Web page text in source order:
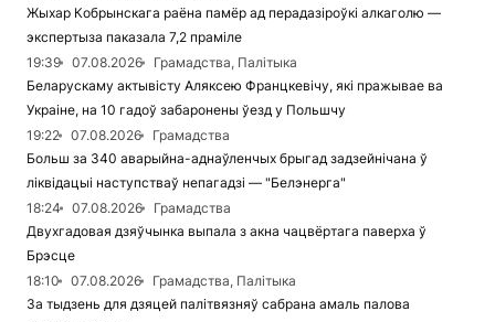
Жыхар Кобрынскага раёна памёр ад перадазіроўкі алкаголю —
экспертыза паказала 7,2 праміле
19:39
07.08.2026
Грамадства, Палітыка
Беларускаму актывісту Аляксею Францкевічу, які пражывае ва
Украіне, на 10 гадоў забаронены ўезд у Польшчу
19:22
07.08.2026
Грамадства
Больш за 340 аварыйна-аднаўленчых брыгад задзейнічана ў
ліквідацыі наступстваў непагадзі — "Белэнерга"
18:24
07.08.2026
Грамадства
Двухгадовая дзяўчынка выпала з акна чацвёртага паверха ў
Брэсце
18:10
07.08.2026
Грамадства, Палітыка
За тыдзень для дзяцей палітвязняў сабрана амаль палова